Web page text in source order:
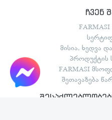
ჩვენ
FARMASI
მისია, ხედვა
პროდუქტის
FARMASI
შეთავაზება